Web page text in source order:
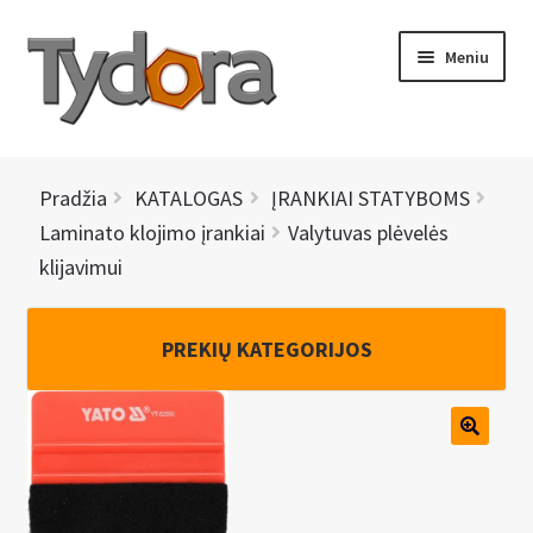
Pereiti
meniu
Pereiti
turinio
Meniu
KATALOGAS
NAUJIENOS
BRENDAI
KONTAKTAI
Pradžia KATALOGAS
ĮRANKIAI STATYBOMS
Laminato klojimo įrankiai
Valytuvas plėvelės
klijavimui
PREKIŲ KATEGORIJOS